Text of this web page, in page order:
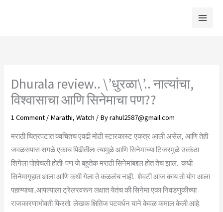
Dhurala review.. \’धुरळा\’.. नात्यांचा,
विश्वासाचा आणि सिनेमाचा पण??
1 Comment / Marathi,Watch / Byrahul2587@gmail.com
मराठी चित्रपटात क्वचितच एवढी मोठी स्टारकास्ट एकत्र आली असेल, आणि तेही
जवळसपास सगळे एकाच पिढीतील! त्यामुळे आणि सिनेमाच्या टिजरमुळे उत्कंठा
शिगेला पोहोचली होती! पण जे बहुतेक मराठी सिनेमांबद्दल होतं तेच झालं.. कधी
सिनेमागृहात आला आणि कधी गेला ते कळलंच नाही.. शेवटी आज काय तो योग आला
पहाण्याचा..आपल्याला ट्रेलरवरून लक्षात येतंच की सिनेमा एका निवडणुकीच्या
राजकारणाभोवती फिरतो. लेखक क्षितिज पटवर्धन याने केवळ कमाल केली आहे.